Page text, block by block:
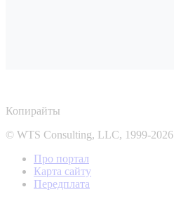
Копирайты
© WTS Consulting, LLC, 1999-2026
Про портал
Карта сайту
Передплата